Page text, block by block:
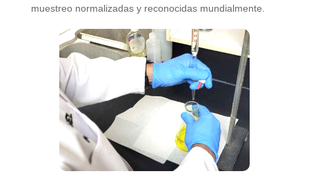
muestreo normalizadas y reconocidas mundialmente.